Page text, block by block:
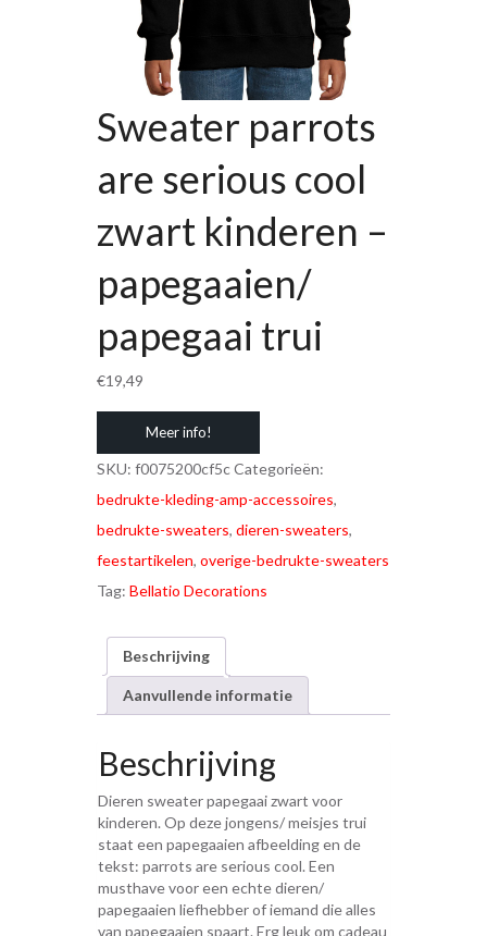
Sweater parrots
are serious cool
zwart kinderen –
papegaaien/
papegaai trui
€19,49
Meer info!
SKU: f0075200cf5cCategorieën:
bedrukte-kleding-amp-accessoires,
bedrukte-sweaters, dieren-sweaters,
feestartikelen, overige-bedrukte-sweaters
Tag: Bellatio Decorations
Beschrijving
Aanvullende informatie
Beschrijving
Dieren sweater papegaai zwart voor
kinderen. Op deze jongens/ meisjes trui
staat een papegaaien afbeelding en de
tekst: parrots are serious cool. Een
musthave voor een echte dieren/
papegaaien liefhebber of iemand die alles
van papegaaien spaart. Erg leuk om cadeau